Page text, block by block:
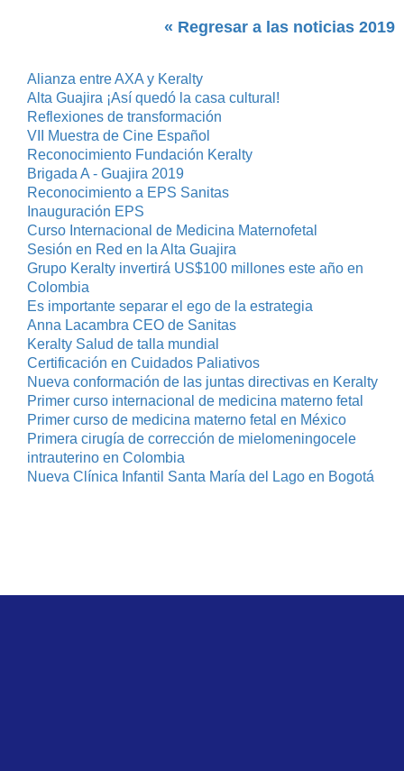
« Regresar a las noticias 2019
Alianza entre AXA y Keralty
Alta Guajira ¡Así quedó la casa cultural!
Reflexiones de transformación
VII Muestra de Cine Español
Reconocimiento Fundación Keralty
Brigada A - Guajira 2019
Reconocimiento a EPS Sanitas
Inauguración EPS
Curso Internacional de Medicina Maternofetal
Sesión en Red en la Alta Guajira
Grupo Keralty invertirá US$100 millones este año en
Colombia
Es importante separar el ego de la estrategia
Anna Lacambra CEO de Sanitas
Keralty Salud de talla mundial
Certificación en Cuidados Paliativos
Nueva conformación de las juntas directivas en Keralty
Primer curso internacional de medicina materno fetal
Primer curso de medicina materno fetal en México
Primera cirugía de corrección de mielomeningocele
intrauterino en Colombia
Nueva Clínica Infantil Santa María del Lago en Bogotá